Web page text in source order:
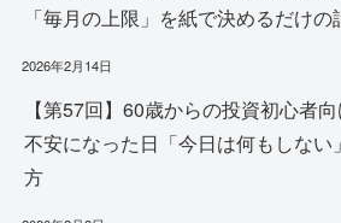
「毎月の上限」を紙で決めるだけの
2026年2月14日
【第57回】60歳からの投資初心者
不安になった日「今日は何もしない
方